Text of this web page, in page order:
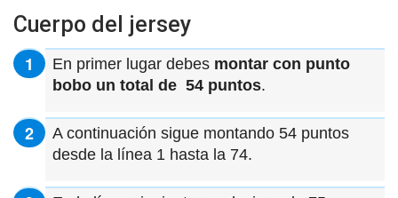
Cuerpo del jersey
En primer lugar debes montar con punto
bobo un total de 54 puntos.
A continuación sigue montando 54 puntos
desde la línea 1 hasta la 74.